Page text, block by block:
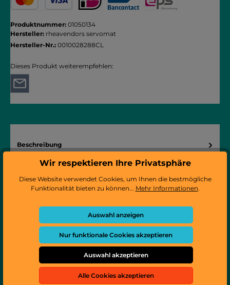
Produktnummer: 01050134
Hersteller: rheavendors servomat
Hersteller-Nr.: 0010028288CL
Dieses Produkt weiterempfehlen:
Beschreibung
Kompletter Kaffeesatzbehälter inkl. Klappe und Hebel. Artikel
passend für: iC Profi VariflexLaRhea…Mehr
Hersteller
Bewertungen
Produktgalerie überspringen
Zubehör
Wir respektieren Ihre Privatsphäre
Diese Website verwendet Cookies, um Ihnen die bestmögliche
Funktionalität bieten zu können... Mehr Informationen.
Auswahl anzeigen
Nur funktionale Cookies akzeptieren
Auswahl akzeptieren
Alle Cookies akzeptieren